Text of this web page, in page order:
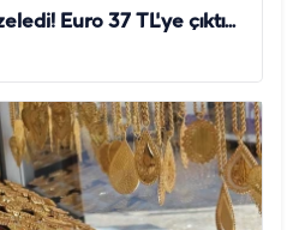
Euro 37 TL'ye çıktı...